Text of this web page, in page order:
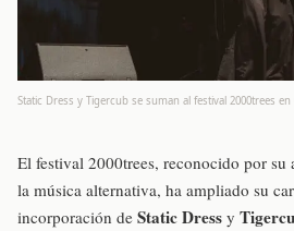
Static Dress y Tigercub se suman al festival 2000trees en
El festival 2000trees, reconocido por su
la música alternativa, ha ampliado su
incorporación de Static Dress y